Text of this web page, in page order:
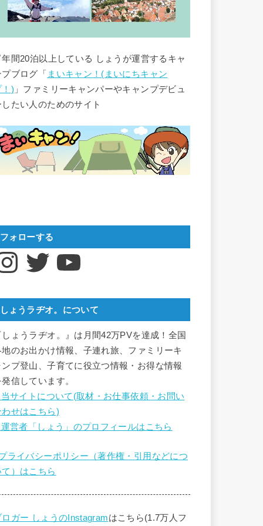
間20泊以上している しょうが運営するキャ
ブログ「 まいキャン！(まいにちキャン
！) 」ファミリーキャンパーやキャンプデビュ
したい人のためのサイト
フォローする
Twitter YouTube
しょうラヂオ。について
しょうラヂオ。』は月間42万PVを達成！全国
地のお出かけ情報、子連れ旅、ファミリーキ
ンプ登山、子育てに役立つ情報・お得な情報
信しています。
サイトについて(取材・お仕事依頼・お問い
わせはこちら)
営者「しょう」のプロフィールはこちら
ライバシーポリシー（著作権・引用などにつ
て）はこちら
ロガー しょうのInstagramはこちら(1.7万人フ